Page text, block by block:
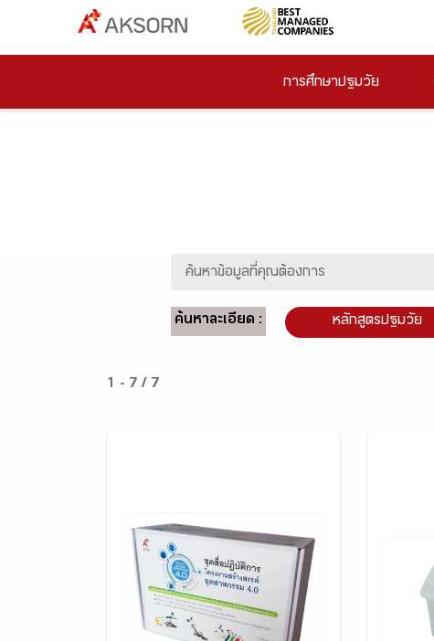
การศึกษาปฐมวัย
ค้นหาละเอียด : หลักสูตรปฐมวัย
1 - 7 / 7